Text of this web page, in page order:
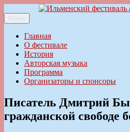
к
содержимому
Ильменский фестиваль авторской
Меню
Главная
О фестивале
История
Авторская музыка
Программа
Организаторы и спонсоры
Писатель Дмитрий
гражданской свободе